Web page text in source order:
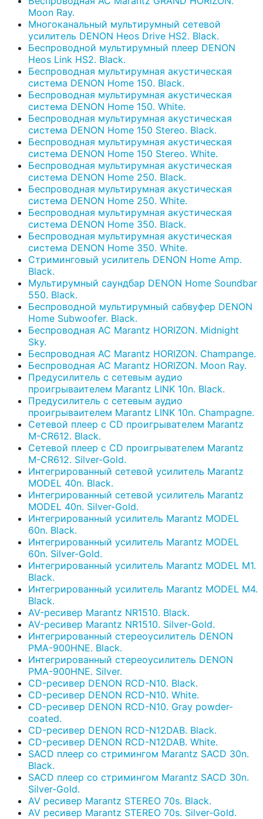
Moon Ray.
Многоканальный мультирумный сетевой
усилитель DENON Heos Drive HS2. Black.
Беспроводной мультирумный плеер DENON
Heos Link HS2. Black.
Беспроводная мультирумная акустическая
система DENON Home 150. Black.
Беспроводная мультирумная акустическая
система DENON Home 150. White.
Беспроводная мультирумная акустическая
система DENON Home 150 Stereo. Black.
Беспроводная мультирумная акустическая
система DENON Home 150 Stereo. White.
Беспроводная мультирумная акустическая
система DENON Home 250. Black.
Беспроводная мультирумная акустическая
система DENON Home 250. White.
Беспроводная мультирумная акустическая
система DENON Home 350. Black.
Беспроводная мультирумная акустическая
система DENON Home 350. White.
Стриминговый усилитель DENON Home Amp.
Black.
Мультирумный саундбар DENON Home Soundbar
550. Black.
Беспроводной мультирумный сабвуфер DENON
Home Subwoofer. Black.
Беспроводная АС Marantz HORIZON. Midnight
Sky.
Беспроводная АС Marantz HORIZON. Champange.
Беспроводная АС Marantz HORIZON. Moon Ray.
Предусилитель с сетевым аудио
проигрываителем Marantz LINK 10n. Black.
Предусилитель с сетевым аудио
проигрываителем Marantz LINK 10n. Champagne.
Сетевой плеер c CD проигрывателем Marantz
M-CR612. Black.
Сетевой плеер c CD проигрывателем Marantz
M-CR612. Silver-Gold.
Интегрированный сетевой усилитель Marantz
MODEL 40n. Black.
Интегрированный сетевой усилитель Marantz
MODEL 40n. Silver-Gold.
Интегрированный усилитель Marantz MODEL
60n. Black.
Интегрированный усилитель Marantz MODEL
60n. Silver-Gold.
Интегрированный усилитель Marantz MODEL M1.
Black.
Интегрированный усилитель Marantz MODEL M4.
Black.
AV-ресивер Marantz NR1510. Black.
AV-ресивер Marantz NR1510. Silver-Gold.
Интегрированный стереоусилитель DENON
PMA-900HNE. Black.
Интегрированный стереоусилитель DENON
PMA-900HNE. Silver.
CD-ресивер DENON RCD-N10. Black.
CD-ресивер DENON RCD-N10. White.
CD-ресивер DENON RCD-N10. Gray powder-
coated.
CD-ресивер DENON RCD-N12DAB. Black.
CD-ресивер DENON RCD-N12DAB. White.
SACD плеер со стримингом Marantz SACD 30n.
Black.
SACD плеер со стримингом Marantz SACD 30n.
Silver-Gold.
AV ресивер Marantz STEREO 70s. Black.
AV ресивер Marantz STEREO 70s. Silver-Gold.